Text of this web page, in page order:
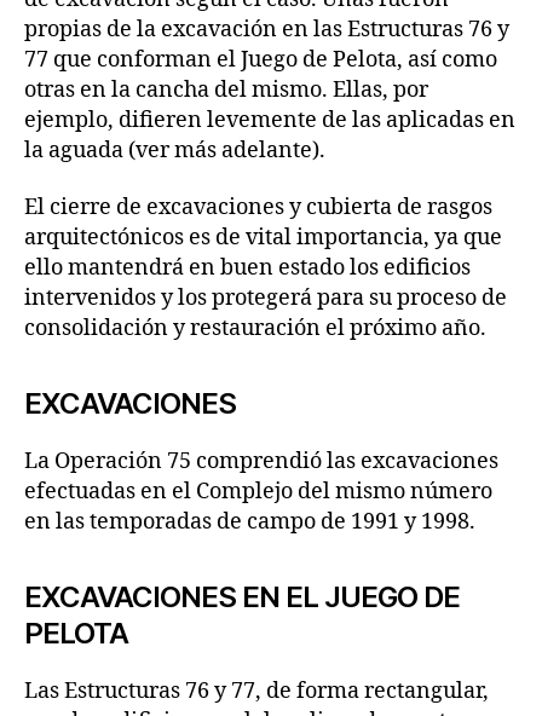
propias de la excavación en las Estructuras 76 y
77 que conforman el Juego de Pelota, así como
otras en la cancha del mismo. Ellas, por
ejemplo, difieren levemente de las aplicadas en
la aguada (ver más adelante).
El cierre de excavaciones y cubierta de rasgos
arquitectónicos es de vital importancia, ya que
ello mantendrá en buen estado los edificios
intervenidos y los protegerá para su proceso de
consolidación y restauración el próximo año.
EXCAVACIONES
La Operación 75 comprendió las excavaciones
efectuadas en el Complejo del mismo número
en las temporadas de campo de 1991 y 1998.
EXCAVACIONES EN EL JUEGO DE
PELOTA
Las Estructuras 76 y 77, de forma rectangular,